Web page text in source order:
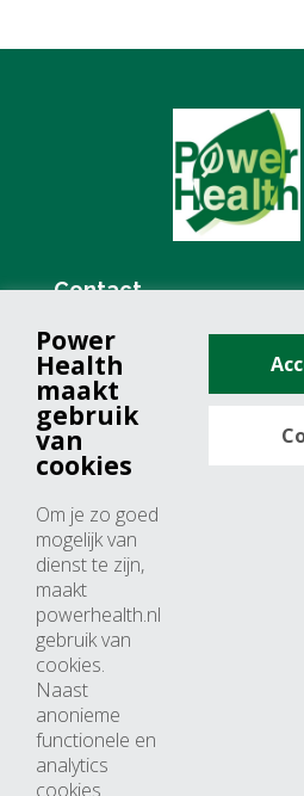
Contact
+31 (0)76 571 19 68
info@powerhealth.nl
Adresse
4817 ZH breda
Nederland
Horaires d’ouvertures
Du lundi au jeudi: 09:00 –
Vendredi: 09:00 – 15:00
Power
Health
maakt
gebruik
van
cookies
Om je zo goed
mogelijk van
dienst te zijn,
maakt
powerhealth.nl
gebruik van
cookies.
Naast
anonieme
functionele en
analytics
cookies